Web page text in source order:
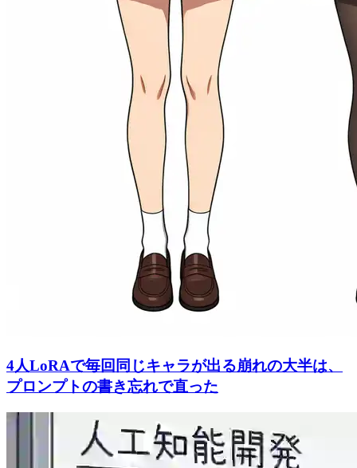
4人LoRAで毎回同じキャラが出る崩れの大半は、
プロンプトの書き忘れで直った